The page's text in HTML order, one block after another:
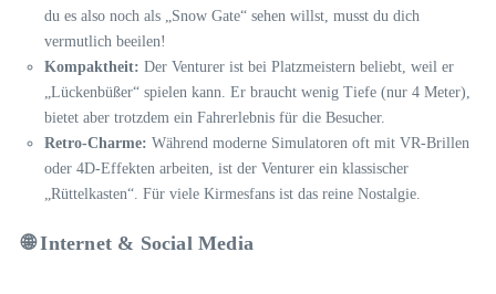
du es also noch als „Snow Gate“ sehen willst, musst du dich
vermutlich beeilen!
Kompaktheit: Der Venturer ist bei Platzmeistern beliebt, weil er
„Lückenbüßer“ spielen kann. Er braucht wenig Tiefe (nur 4 Meter),
bietet aber trotzdem ein Fahrerlebnis für die Besucher.
Retro-Charme: Während moderne Simulatoren oft mit VR-Brillen
oder 4D-Effekten arbeiten, ist der Venturer ein klassischer
„Rüttelkasten“. Für viele Kirmesfans ist das reine Nostalgie.
🌐 Internet & Social Media